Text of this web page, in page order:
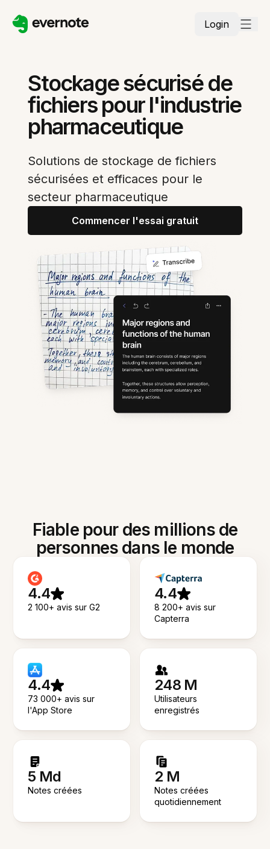
Login
Stockage sécurisé de
fichiers pour l'industrie
pharmaceutique
Solutions de stockage de fichiers
sécurisées et efficaces pour le
secteur pharmaceutique
Commencer l'essai gratuit
Fiable pour des millions de
personnes dans le monde
4.4
2 100+ avis sur G2
4.4
8 200+ avis sur
Capterra
4.4
73 000+ avis sur
l'App Store
248 M
Utilisateurs
enregistrés
5 Md
Notes créées
2 M
Notes créées
quotidiennement